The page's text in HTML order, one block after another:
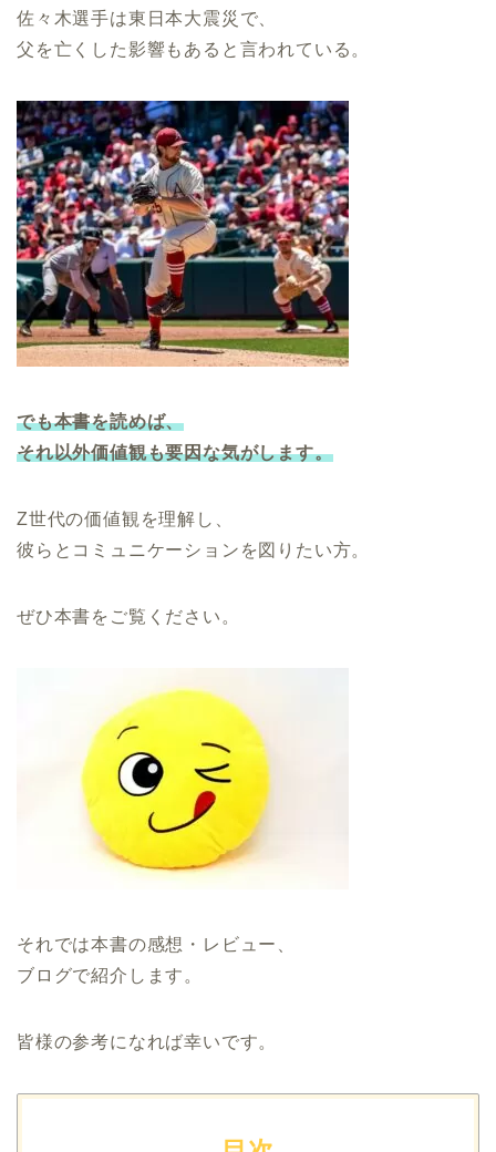
佐々木選手は東日本大震災で、
父を亡くした影響もあると言われている。
でも本書を読めば、
それ以外価値観も要因な気がします。
Z世代の価値観を理解し、
彼らとコミュニケーションを図りたい方。
ぜひ本書をご覧ください。
それでは本書の感想・レビュー、
ブログで紹介します。
皆様の参考になれば幸いです。